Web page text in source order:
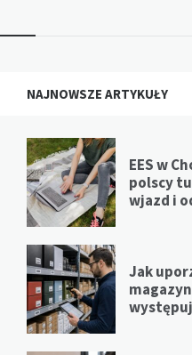
NAJNOWSZE ARTYKUŁY
EES w
polscy
wjazd i
Jak